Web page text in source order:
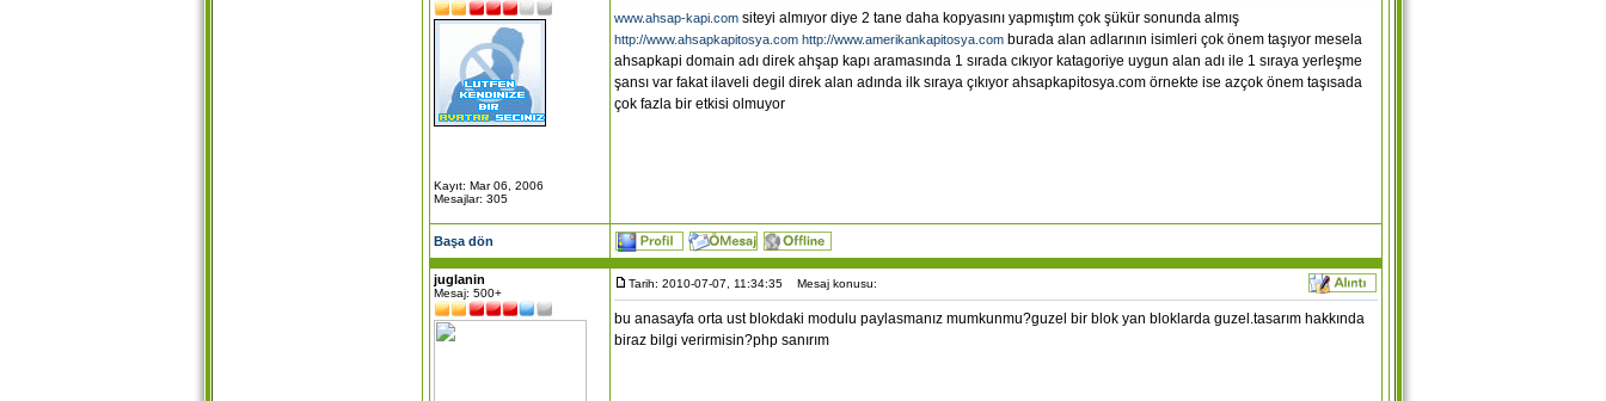
Kayıt: Mar 06, 2006
Mesajlar: 305
www.ahsap-kapi.comsiteyi almıyor diye 2 tane daha kopyasını yapmıştım çok şükür sonunda almış
http://www.ahsapkapitosya.com http://www.amerikankapitosya.comburada alan adlarının isimleri çok önem taşıyor mesela
ahsapkapi domain adı direk ahşap kapı aramasında 1 sırada cıkıyor katagoriye uygun alan adı ile 1 sıraya yerleşme
şansı var fakat ilaveli degil direk alan adında ilk sıraya çıkıyor ahsapkapitosya.com örnekte ise azçok önem taşısada
çok fazla bir etkisi olmuyor
Başa dön
juglanin
Mesaj: 500+
Tarih: 2010-07-07, 11:34:35 Mesaj konusu:
bu anasayfa orta ust blokdaki modulu paylasmanız mumkunmu?guzel bir blok yan bloklarda guzel.tasarım hakkında
biraz bilgi verirmisin?php sanırım